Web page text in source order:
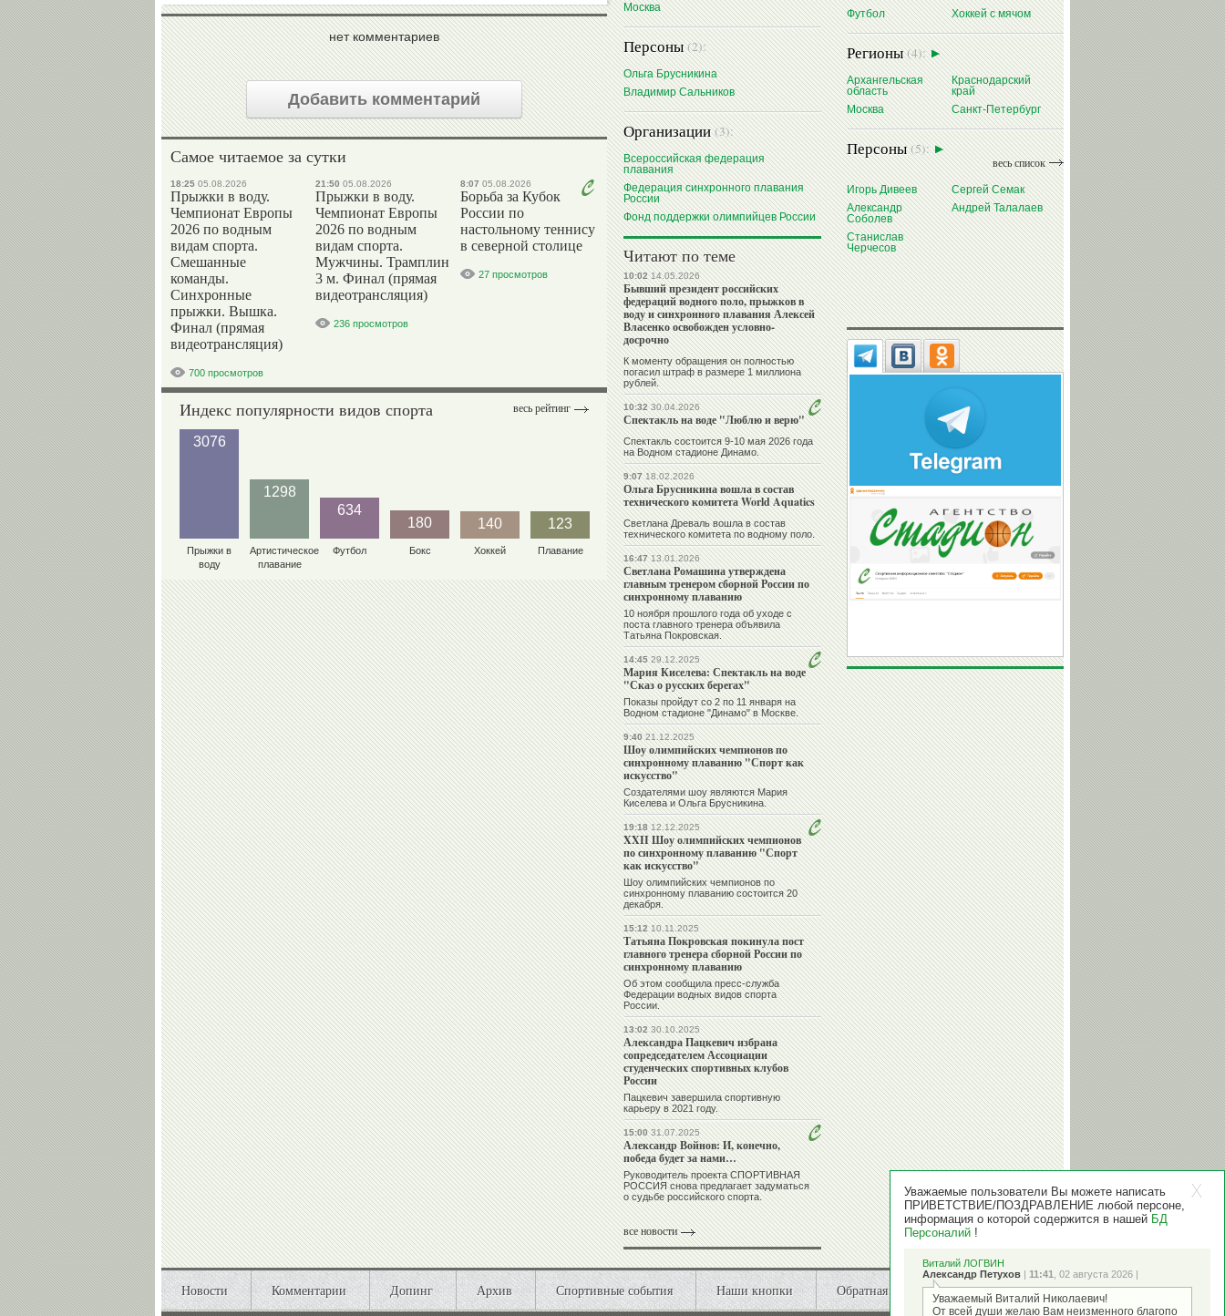
нет комментариев
Добавить комментарий
Самое читаемое за сутки
18:25 05.08.2026
Прыжки в воду.
Чемпионат Европы
2026 по водным
видам спорта.
Смешанные
команды.
Синхронные
прыжки. Вышка.
Финал (прямая
видеотрансляция)
700 просмотров
21:50 05.08.2026
Прыжки в воду.
Чемпионат Европы
2026 по водным
видам спорта.
Мужчины. Трамплин
3 м. Финал (прямая
видеотрансляция)
236 просмотров
8:07 05.08.2026
Борьба за Кубок
России по
настольному теннису
в северной столице
27 просмотров
весь рейтинг
Индекс популярности видов спорта
3076
Прыжки в
воду
1298
Артистическое
плавание
634
Футбол
180
Бокс
140
Хоккей
123
Плавание
Москва
Персоны(2):
Ольга Брусникина
Владимир Сальников
Организации(3):
Всероссийская федерация
плавания
Федерация синхронного плавания
России
Фонд поддержки олимпийцев России
Читают по теме
10:0214.05.2026
Бывший президент российских
федераций водного поло, прыжков в
воду и синхронного плавания Алексей
Власенко освобожден условно-
досрочно
К моменту обращения он полностью
погасил штраф в размере 1 миллиона
рублей.
10:3230.04.2026
Спектакль на воде "Люблю и верю"
Спектакль состоится 9-10 мая 2026 года
на Водном стадионе Динамо.
9:0718.02.2026
Ольга Брусникина вошла в состав
технического комитета World Aquatics
Светлана Древаль вошла в состав
технического комитета по водному поло.
16:4713.01.2026
Светлана Ромашина утверждена
главным тренером сборной России по
синхронному плаванию
10 ноября прошлого года об уходе с
поста главного тренера объявила
Татьяна Покровская.
14:4529.12.2025
Мария Киселева: Спектакль на воде
"Сказ о русских берегах"
Показы пройдут со 2 по 11 января на
Водном стадионе "Динамо" в Москве.
9:4021.12.2025
Шоу олимпийских чемпионов по
синхронному плаванию "Спорт как
искусство"
Создателями шоу являются Мария
Киселева и Ольга Брусникина.
19:1812.12.2025
XXII Шоу олимпийских чемпионов
по синхронному плаванию "Спорт
как искусство"
Шоу олимпийских чемпионов по
синхронному плаванию состоится 20
декабря.
15:1210.11.2025
Татьяна Покровская покинула пост
главного тренера сборной России по
синхронному плаванию
Об этом сообщила пресс-служба
Федерации водных видов спорта
России.
13:0230.10.2025
Александра Пацкевич избрана
сопредседателем Ассоциации
студенческих спортивных клубов
России
Пацкевич завершила спортивную
карьеру в 2021 году.
15:0031.07.2025
Александр Войнов: И, конечно,
победа будет за нами…
Руководитель проекта СПОРТИВНАЯ
РОССИЯ снова предлагает задуматься
о судьбе российского спорта.
все новости
Футбол Хоккей с мячом
Регионы(4):
Архангельская
область
Краснодарский
край
Москва
Санкт-Петербург
Персоны(5):
весь список
Игорь Дивеев
Сергей Семак
Александр
Соболев
Андрей Талалаев
Станислав
Черчесов
Новости Комментарии Допинг Архив Спортивные события Наши кнопки Обратная связь
Уважаемые пользователи Вы можете написать
ПРИВЕТСТВИЕ/ПОЗДРАВЛЕНИЕ любой персоне,
информация о которой содержится в нашей БД
Персоналий !
Виталий ЛОГВИН
Александр Петухов | 11:41 , 02 августа 2026 |
Уважаемый Виталий Николаевич!
От всей души желаю Вам неизменного благопо